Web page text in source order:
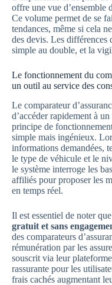
offre une vue d’ensemble
Ce volume permet de se
tendances, même si cela
des devis. Les différences
simple au double, et la
Le fonctionnement du
un outil au service des
Le comparateur
d’accéder rapidement à
principe de
simple mais ingénieux.
informations demandées,
le type de véhicule et le
le système interroge les
affiliés pour proposer les
en temps réel.
Il est essentiel de noter
gratuit et sans
des comparateurs
rémunération par les
souscrit via leur
rassurante pour les
frais cachés augmentant